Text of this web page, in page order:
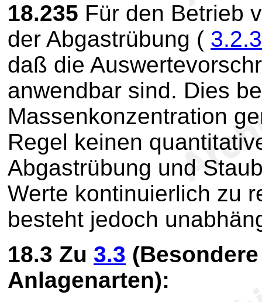
18.235 Für den Betrieb
der Abgastrübung (
daß die
anwendbar sind. Dies
Massenkonzentration
Regel keinen
Abgastrübung und
Werte kontinuierlich zu
besteht jedoch
18.3 Zu 3.3
Anlagenarten):